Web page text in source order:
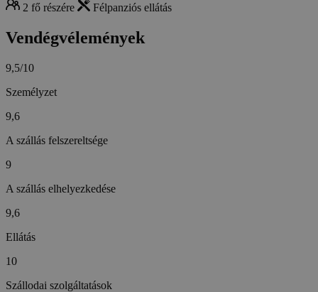
2 fő részére Félpanziós ellátás
Vendégvélemények
9,5/10
Személyzet
9,6
A szállás felszereltsége
9
A szállás elhelyezkedése
9,6
Ellátás
10
Szállodai szolgáltatások